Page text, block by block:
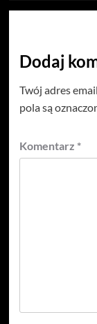
Dodaj
Twój adres
pola są
Komentarz *